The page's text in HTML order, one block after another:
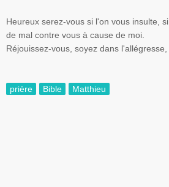
Heureux serez-vous si l'on vous insulte si
de mal contre vous à cause de moi
Réjouissez-vous soyez dans l'allégresse
prière
Bible Matthieu